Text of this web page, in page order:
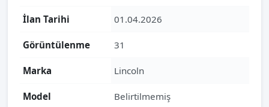
İlan Tarihi 01.04.2026
Görüntülenme 31
Marka Lincoln
Model Belirtilmemiş